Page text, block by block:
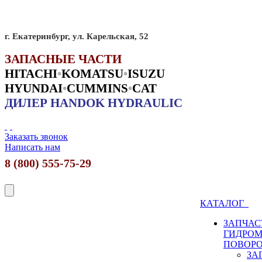
г. Екатеринбург, ул. Карельская, 52
ЗАПАСНЫЕ ЧАСТИ
HITACHI•KOMATSU•ISUZU
HYUNDAI•CUMMINS•CAT
ДИЛЕР HANDOK HYDRAULIC
Заказать звонок
Написать нам
8 (800) 555-75-29
КАТАЛОГ